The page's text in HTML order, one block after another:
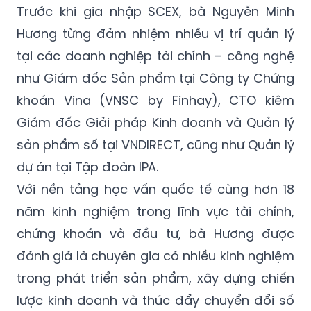
Trước khi gia nhập SCEX, bà Nguyễn Minh
Hương từng đảm nhiệm nhiều vị trí quản lý
tại các doanh nghiệp tài chính – công nghệ
như Giám đốc Sản phẩm tại Công ty Chứng
khoán Vina (VNSC by Finhay), CTO kiêm
Giám đốc Giải pháp Kinh doanh và Quản lý
sản phẩm số tại VNDIRECT, cũng như Quản lý
dự án tại Tập đoàn IPA.
Với nền tảng học vấn quốc tế cùng hơn 18
năm kinh nghiệm trong lĩnh vực tài chính,
chứng khoán và đầu tư, bà Hương được
đánh giá là chuyên gia có nhiều kinh nghiệm
trong phát triển sản phẩm, xây dựng chiến
lược kinh doanh và thúc đẩy chuyển đổi số